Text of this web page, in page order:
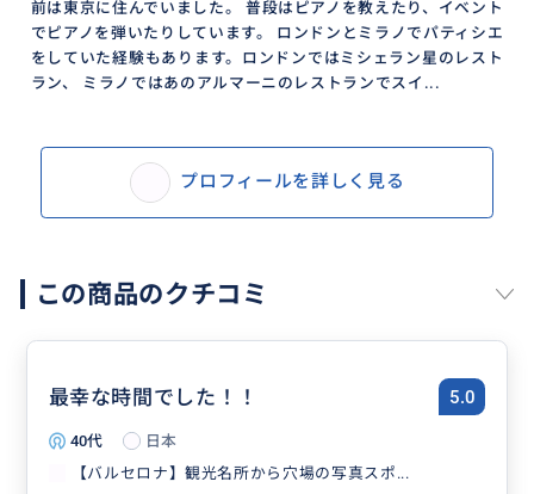
前は東京に住んでいました。 普段はピアノを教えたり、イベント
でピアノを弾いたりしています。 ロンドンとミラノでパティシエ
をしていた経験もあります。ロンドンではミシェラン星のレスト
ラン、 ミラノではあのアルマーニのレストランでスイ...
プロフィールを詳しく見る
この商品のクチコミ
最幸な時間でした！！ 5.0
40代
日本
【バルセロナ】観光名所から穴場の写真スポ...